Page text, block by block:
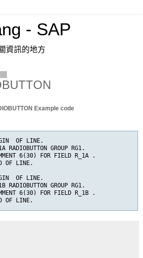
- SAP
資訊的地方
Example code
OF LINE.
GROUP RG1.
6(30) FOR FIELD R_1A .
OF LINE.
OF LINE.
GROUP RG1.
6(30) FOR FIELD R_1B .
OF LINE.